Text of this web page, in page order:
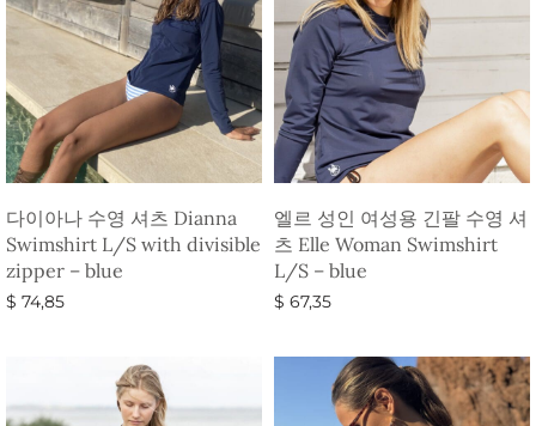
다이아나 수영 셔츠 Dianna
Swimshirt L/S with divisible
zipper – blue
$ 74,85
엘르 성인 여성용 긴팔 수영 셔
츠 Elle Woman Swimshirt
L/S – blue
$ 67,35